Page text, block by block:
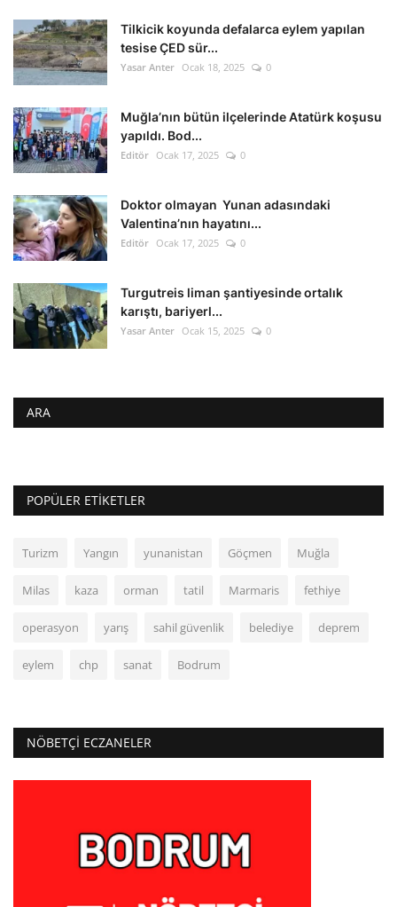
Tilkicik koyunda defalarca eylem yapılan
tesise ÇED sür...
Yasar Anter Ocak 18, 2025 0
Muğla’nın bütün ilçelerinde Atatürk koşusu
yapıldı. Bod...
Editör Ocak 17, 2025 0
Doktor olmayan Yunan adasındaki
Valentina’nın hayatını...
Editör Ocak 17, 2025 0
Turgutreis liman şantiyesinde ortalık
karıştı, bariyerl...
Yasar Anter Ocak 15, 2025 0
ARA
POPÜLER ETIKETLER
Turizm Yangın yunanistan Göçmen Muğla
Milas kaza orman tatil Marmaris fethiye
operasyon yarış sahil güvenlik belediye deprem
eylem chp sanat Bodrum
NÖBETÇI ECZANELER